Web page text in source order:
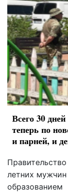
Всего 30
теперь по
и парней, и
летних
образованием